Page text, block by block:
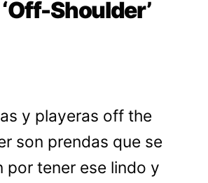
Shoulder’
y playeras off the
son prendas que se
por tener ese lindo y